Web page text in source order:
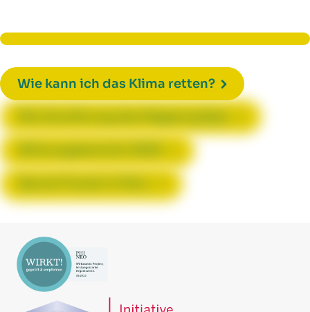
Wie kann ich das Klima retten?